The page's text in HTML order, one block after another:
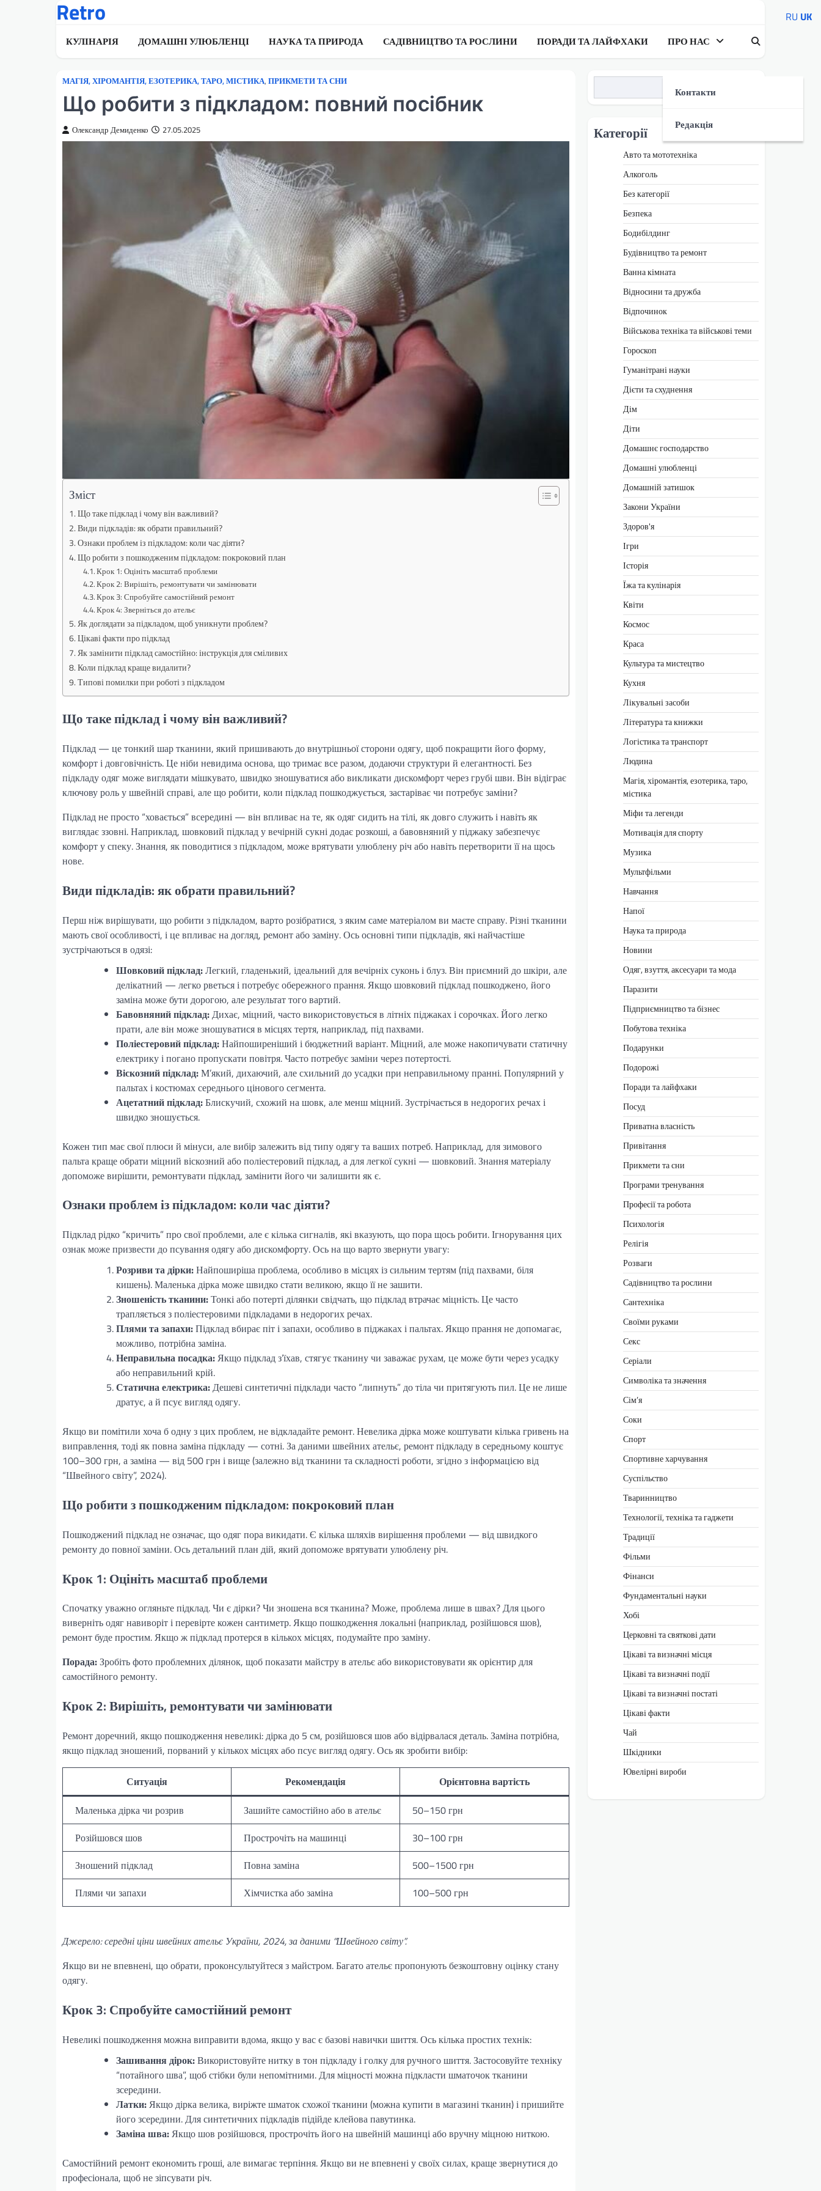
Retro
КУЛІНАРІЯ ДОМАШНІ УЛЮБЛЕНЦІ НАУКА ТА ПРИРОДА САДІВНИЦТВО ТА РОСЛИНИ ПОРАДИ ТА ЛАЙФХАКИ ПРО НАС
Контакти
Редакція
МАГІЯ, ХІРОМАНТІЯ, ЕЗОТЕРИКА, ТАРО, МІСТИКА, ПРИКМЕТИ ТА СНИ
Що робити з підкладом: повний посібник
Олександр Демиденко 27.05.2025
Зміст
Що таке підклад і чому він важливий?
Види підкладів: як обрати правильний?
Ознаки проблем із підкладом: коли час діяти?
Що робити з пошкодженим підкладом: покроковий план
Крок 1: Оцініть масштаб проблеми
Крок 2: Вирішіть, ремонтувати чи замінювати
Крок 3: Спробуйте самостійний ремонт
Крок 4: Зверніться до ательє
Як доглядати за підкладом, щоб уникнути проблем?
Цікаві факти про підклад
Як замінити підклад самостійно: інструкція для сміливих
Коли підклад краще видалити?
Типові помилки при роботі з підкладом
Що таке підклад і чому він важливий?
Підклад — це тонкий шар тканини, який пришивають до внутрішньої сторони одягу, щоб покращити його форму,
комфорт і довговічність. Це ніби невидима основа, що тримає все разом, додаючи структури й елегантності. Без
підкладу одяг може виглядати мішкувато, швидко зношуватися або викликати дискомфорт через грубі шви. Він відіграє
ключову роль у швейній справі, але що робити, коли підклад пошкоджується, застаріває чи потребує заміни?
Підклад не просто “ховається” всередині — він впливає на те, як одяг сидить на тілі, як довго служить і навіть як
виглядає ззовні. Наприклад, шовковий підклад у вечірній сукні додає розкоші, а бавовняний у піджаку забезпечує
комфорт у спеку. Знання, як поводитися з підкладом, може врятувати улюблену річ або навіть перетворити її на щось
нове.
Види підкладів: як обрати правильний?
Перш ніж вирішувати, що робити з підкладом, варто розібратися, з яким саме матеріалом ви маєте справу. Різні тканини
мають свої особливості, і це впливає на догляд, ремонт або заміну. Ось основні типи підкладів, які найчастіше
зустрічаються в одязі:
Шовковий підклад:Легкий, гладенький, ідеальний для вечірніх суконь і блуз. Він приємний до шкіри, але
делікатний — легко рветься і потребує обережного прання. Якщо шовковий підклад пошкоджено, його
заміна може бути дорогою, але результат того вартий.
Бавовняний підклад:Дихає, міцний, часто використовується в літніх піджаках і сорочках. Його легко
прати, але він може зношуватися в місцях тертя, наприклад, під пахвами.
Поліестеровий підклад:Найпоширеніший і бюджетний варіант. Міцний, але може накопичувати статичну
електрику і погано пропускати повітря. Часто потребує заміни через потертості.
Віскозний підклад:М’який, дихаючий, але схильний до усадки при неправильному пранні. Популярний у
пальтах і костюмах середнього цінового сегмента.
Ацетатний підклад:Блискучий, схожий на шовк, але менш міцний. Зустрічається в недорогих речах і
швидко зношується.
Кожен тип має свої плюси й мінуси, але вибір залежить від типу одягу та ваших потреб. Наприклад, для зимового
пальта краще обрати міцний віскозний або поліестеровий підклад, а для легкої сукні — шовковий. Знання матеріалу
допоможе вирішити, ремонтувати підклад, замінити його чи залишити як є.
Ознаки проблем із підкладом: коли час діяти?
Підклад рідко “кричить” про свої проблеми, але є кілька сигналів, які вказують, що пора щось робити. Ігнорування цих
ознак може призвести до псування одягу або дискомфорту. Ось на що варто звернути увагу:
Розриви та дірки:Найпоширіша проблема, особливо в місцях із сильним тертям (під пахвами, біля
кишень). Маленька дірка може швидко стати великою, якщо її не зашити.
Зношеність тканини:Тонкі або потерті ділянки свідчать, що підклад втрачає міцність. Це часто
трапляється з поліестеровими підкладами в недорогих речах.
Плями та запахи:Підклад вбирає піт і запахи, особливо в піджаках і пальтах. Якщо прання не допомагає,
можливо, потрібна заміна.
Неправильна посадка:Якщо підклад з’їхав, стягує тканину чи заважає рухам, це може бути через усадку
або неправильний крій.
Статична електрика:Дешеві синтетичні підклади часто “липнуть” до тіла чи притягують пил. Це не лише
дратує, а й псує вигляд одягу.
Якщо ви помітили хоча б одну з цих проблем, не відкладайте ремонт. Невелика дірка може коштувати кілька гривень на
виправлення, тоді як повна заміна підкладу — сотні. За даними швейних ательє, ремонт підкладу в середньому коштує
100–300 грн, а заміна — від 500 грн і вище (залежно від тканини та складності роботи, згідно з інформацією від
“Швейного світу”, 2024).
Що робити з пошкодженим підкладом: покроковий план
Пошкоджений підклад не означає, що одяг пора викидати. Є кілька шляхів вирішення проблеми — від швидкого
ремонту до повної заміни. Ось детальний план дій, який допоможе врятувати улюблену річ.
Крок 1: Оцініть масштаб проблеми
Спочатку уважно огляньте підклад. Чи є дірки? Чи зношена вся тканина? Може, проблема лише в швах? Для цього
виверніть одяг навиворіт і перевірте кожен сантиметр. Якщо пошкодження локальні (наприклад, розійшовся шов),
ремонт буде простим. Якщо ж підклад протерся в кількох місцях, подумайте про заміну.
Порада:Зробіть фото проблемних ділянок, щоб показати майстру в ательє або використовувати як орієнтир для
самостійного ремонту.
Крок 2: Вирішіть, ремонтувати чи замінювати
Ремонт доречний, якщо пошкодження невеликі: дірка до 5 см, розійшовся шов або відірвалася деталь. Заміна потрібна,
якщо підклад зношений, порваний у кількох місцях або псує вигляд одягу. Ось як зробити вибір:
Ситуація Рекомендація
Орієнтовна вартість
Маленька дірка чи розрив
Зашийте самостійно або в ательє
50–150 грн
Розійшовся шов
Прострочіть на машинці
30–100 грн
Зношений підклад
Повна заміна
500–1500 грн
Плями чи запахи
Хімчистка або заміна 100–500 грн
Джерело: середні ціни швейних ательє України, 2024, за даними “Швейного світу”.
Якщо ви не впевнені, що обрати, проконсультуйтеся з майстром. Багато ательє пропонують безкоштовну оцінку стану
одягу.
Крок 3: Спробуйте самостійний ремонт
Невеликі пошкодження можна виправити вдома, якщо у вас є базові навички шиття. Ось кілька простих технік:
Зашивання дірок:Використовуйте нитку в тон підкладу і голку для ручного шиття. Застосовуйте техніку
“потайного шва”, щоб стібки були непомітними. Для міцності можна підкласти шматочок тканини
зсередини.
Латки:Якщо дірка велика, виріжте шматок схожої тканини (можна купити в магазині тканин) і пришийте
його зсередини. Для синтетичних підкладів підійде клейова павутинка.
Заміна шва:Якщо шов розійшовся, прострочіть його на швейній машинці або вручну міцною ниткою.
Самостійний ремонт економить гроші, але вимагає терпіння. Якщо ви не впевнені у своїх силах, краще звернутися до
професіонала, щоб не зіпсувати річ.
Категорії
Авто та мототехніка
Алкоголь
Без категорії
Безпека
Бодибілдинг
Будівництво та ремонт
Ванна кімната
Відносини та дружба
Відпочинок
Військова техніка та військові теми
Гороскоп
Гуманітрані науки
Дієти та схуднення
Дім
Діти
Домашнє господарство
Домашні улюбленці
Домашній затишок
Закони України
Здоров'я
Ігри
Історія
Їжа та кулінарія
Квіти
Космос
Краса
Культура та мистецтво
Кухня
Лікувальні засоби
Література та книжки
Логістика та транспорт
Людина
Магія, хіромантія, езотерика, таро,
містика
Міфи та легенди
Мотивація для спорту
Музика
Мультфільми
Навчання
Напої
Наука та природа
Новини
Одяг, взуття, аксесуари та мода
Паразити
Підприємництво та бізнес
Побутова техніка
Подарунки
Подорожі
Поради та лайфхаки
Посуд
Приватна власність
Привітання
Прикмети та сни
Програми тренування
Професії та робота
Психологія
Релігія
Розваги
Садівництво та рослини
Сантехніка
Своїми руками
Секс
Серіали
Символіка та значення
Сім’я
Соки
Спорт
Спортивне харчування
Суспільство
Тваринництво
Технології, техніка та гаджети
Традиції
Фільми
Фінанси
Фундаментальні науки
Хобі
Церковні та святкові дати
Цікаві та визначні місця
Цікаві та визначні події
Цікаві та визначні постаті
Цікаві факти
Чай
Шкідники
Ювелірні вироби
RU UK